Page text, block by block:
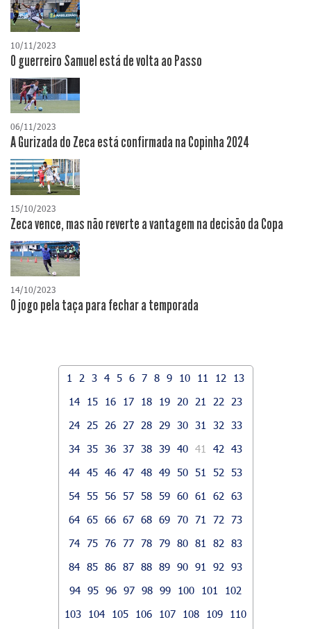
10/11/2023
O guerreiro Samuel está de volta ao Passo
06/11/2023
A Gurizada do Zeca está confirmada na Copinha 2024
15/10/2023
Zeca vence, mas não reverte a vantagem na decisão da Copa
14/10/2023
O jogo pela taça para fechar a temporada
1 2 3 4 5 6 7 8 9 10 11 12
13
14
15 16 17 18 19 20 21 22
23
24
25 26 27 28 29 30 31 32
33
34 35 36 37 38 39 40 41 42
43
44 45 46 47 48 49 50 51 52
53
54 55 56 57 58 59 60 61 62
63
64 65 66 67 68 69 70 71 72
73
74 75 76 77 78 79 80 81 82
83
84 85 86 87 88 89 90 91 92
93
94 95 96 97 98 99 100 101
102
103
104 105 106 107 108 109
110